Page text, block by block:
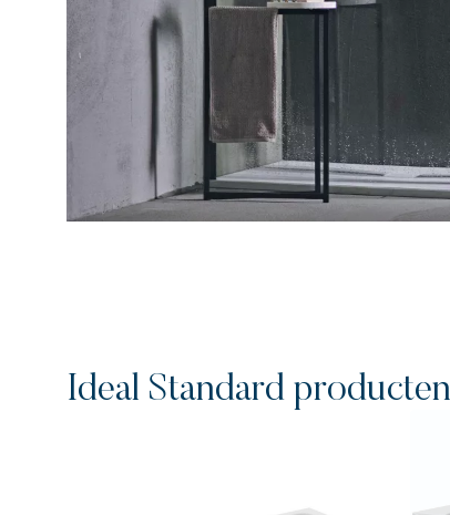
Ideal Standard